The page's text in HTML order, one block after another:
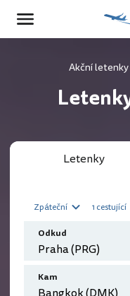
Akční letenky
Letenky
Zpáteční 1 cestující
Odkud
Kam